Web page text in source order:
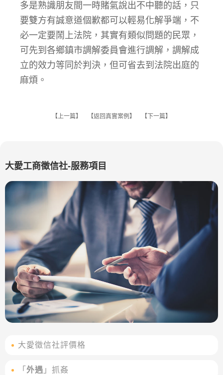
多是熟識朋友間一時賭氣說出不中聽的話，只
要雙方有誠意道個歉都可以輕易化解爭端，不
必一定要鬧上法院，其實有類似問題的民眾，
可先到各鄉鎮市調解委員會進行調解，調解成
立的效力等同於判決，但可省去到法院出庭的
麻煩。
【上一篇】 【返回真實案例 】 【 下一篇】
大愛工商徵信社-服務項目
大愛徵信社評價格
「 外遇 」抓姦